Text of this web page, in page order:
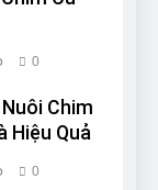
0
Chim
Hiệu Quả
0